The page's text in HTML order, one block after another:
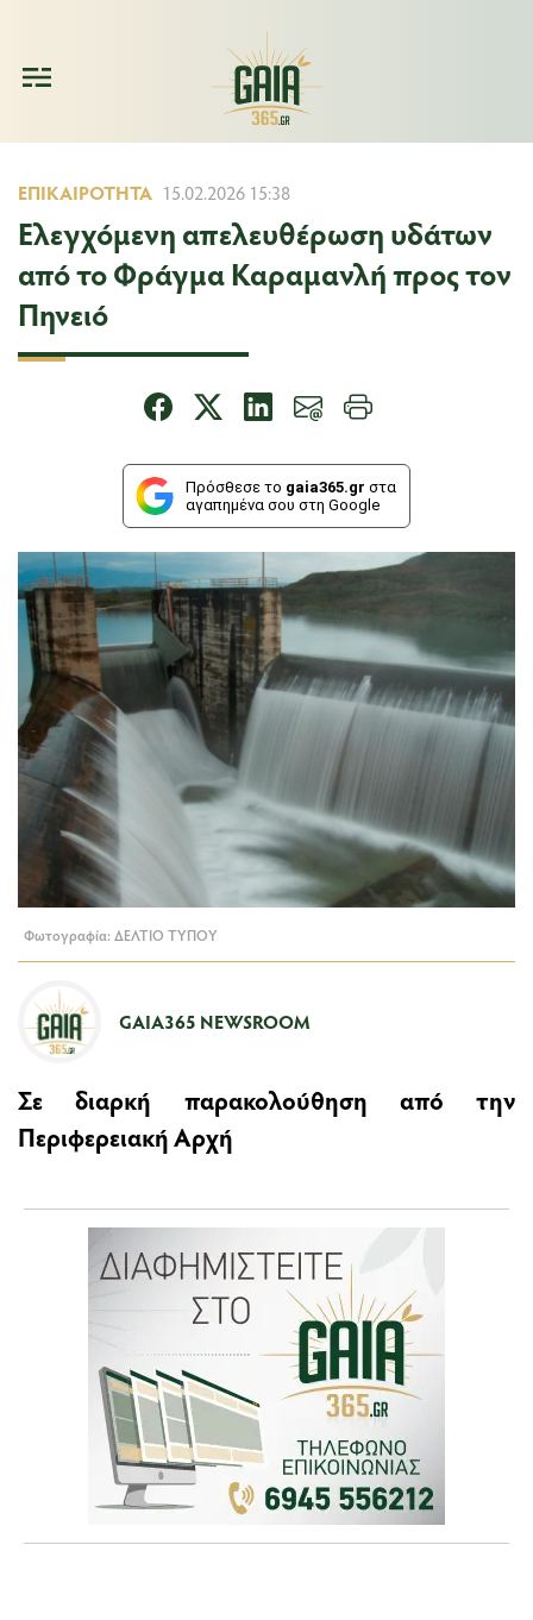
ΕΠΙΚΑΙΡΌΤΗΤΑ 15.02.2026 15:38
Ελεγχόμενη απελευθέρωση υδάτων
από το Φράγμα Καραμανλή προς τον
Πηνειό
Πρόσθεσε το gaia365.gr στα
αγαπημένα σου στη Google
Φωτογραφία: ΔΕΛΤΙΟ ΤΥΠΟΥ
GAIA365 NEWSROOM
Σε διαρκή παρακολούθηση από την
Περιφερειακή Αρχή